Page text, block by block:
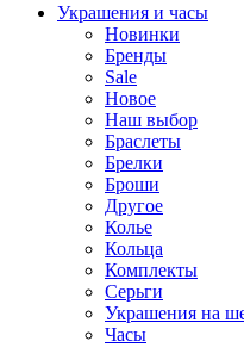
Украшения и часы
Новинки
Бренды
Sale
Новое
Наш выбор
Браслеты
Брелки
Броши
Другое
Колье
Кольца
Комплекты
Серьги
Украшения на
Часы